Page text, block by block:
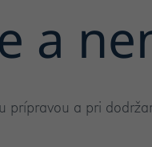
a
prípravou a pri